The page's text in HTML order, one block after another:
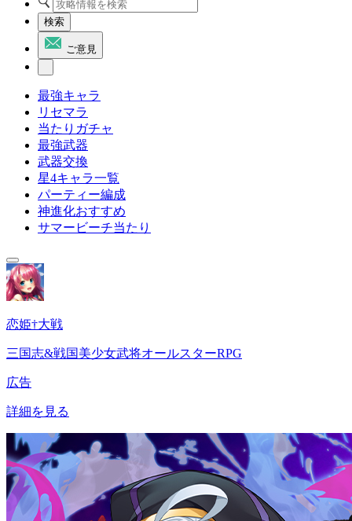
検索
ご意見
最強キャラ
リセマラ
当たりガチャ
最強武器
武器交換
星4キャラ一覧
パーティー編成
神進化おすすめ
サマービーチ当たり
恋姫†大戦
三国志&戦国美少女武将オールスターRPG
広告
詳細を見る